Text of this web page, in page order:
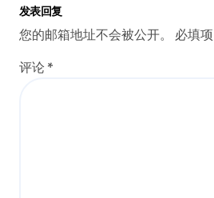
发表回复
您的邮箱地址不会被公开。 必填
评论 *